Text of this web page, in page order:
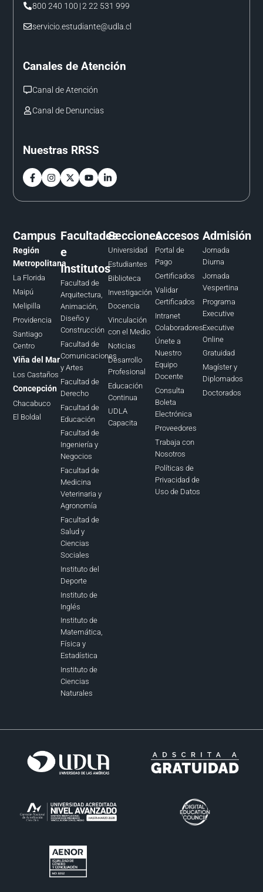
800 240 100 | 2 22 531 999
servicio.estudiante@udla.cl
Canales de Atención
Canal de Atención
Canal de Denuncias
Nuestras RRSS
Campus
Región
Metropolitana
La Florida
Maipú
Melipilla
Providencia
Santiago
Centro
Viña del Mar
Los Castaños
Concepción
Chacabuco
El Boldal
Facultades
e
Institutos
Facultad de
Arquitectura,
Animación,
Diseño y
Construcción
Facultad de
Comunicaciones
y Artes
Facultad de
Derecho
Facultad de
Educación
Facultad de
Ingeniería y
Negocios
Facultad de
Medicina
Veterinaria y
Agronomía
Facultad de
Salud y
Ciencias
Sociales
Instituto del
Deporte
Instituto de
Inglés
Instituto de
Matemática,
Física y
Estadística
Instituto de
Ciencias
Naturales
Secciones
Universidad
Estudiantes
Biblioteca
Investigación
Docencia
Vinculación
con el Medio
Noticias
Desarrollo
Profesional
Educación
Continua
UDLA
Capacita
Accesos
Portal de
Pago
Certificados
Validar
Certificados
Intranet
Colaboradores
Únete a
Nuestro
Equipo
Docente
Consulta
Boleta
Electrónica
Proveedores
Trabaja con
Nosotros
Políticas de
Privacidad de
Uso de Datos
Admisión
Jornada
Diurna
Jornada
Vespertina
Programa
Executive
Executive
Online
Gratuidad
Magíster y
Diplomados
Doctorados